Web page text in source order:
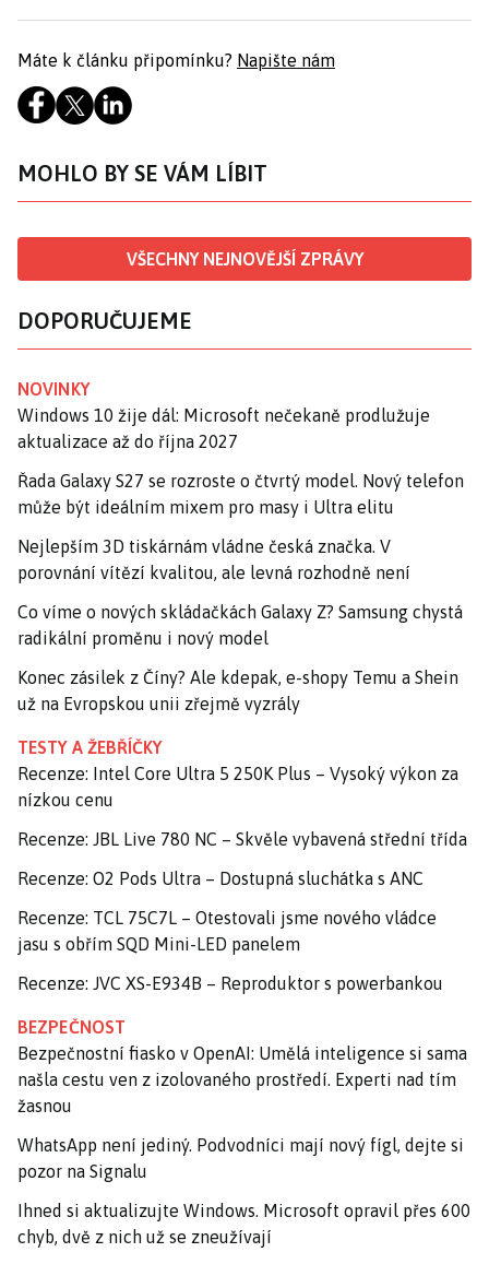
Máte k článku připomínku? Napište nám
MOHLO BY SE VÁM LÍBIT
VŠECHNY NEJNOVĚJŠÍ ZPRÁVY
DOPORUČUJEME
NOVINKY
Windows 10 žije dál: Microsoft nečekaně prodlužuje
aktualizace až do října 2027
Řada Galaxy S27 se rozroste o čtvrtý model. Nový telefon
může být ideálním mixem pro masy i Ultra elitu
Nejlepším 3D tiskárnám vládne česká značka. V
porovnání vítězí kvalitou, ale levná rozhodně není
Co víme o nových skládačkách Galaxy Z? Samsung chystá
radikální proměnu i nový model
Konec zásilek z Číny? Ale kdepak, e-shopy Temu a Shein
už na Evropskou unii zřejmě vyzrály
TESTY A ŽEBŘÍČKY
Recenze: Intel Core Ultra 5 250K Plus – Vysoký výkon za
nízkou cenu
Recenze: JBL Live 780 NC – Skvěle vybavená střední třída
Recenze: O2 Pods Ultra – Dostupná sluchátka s ANC
Recenze: TCL 75C7L – Otestovali jsme nového vládce
jasu s obřím SQD Mini-LED panelem
Recenze: JVC XS-E934B – Reproduktor s powerbankou
BEZPEČNOST
Bezpečnostní fiasko v OpenAI: Umělá inteligence si sama
našla cestu ven z izolovaného prostředí. Experti nad tím
žasnou
WhatsApp není jediný. Podvodníci mají nový fígl, dejte si
pozor na Signalu
Ihned si aktualizujte Windows. Microsoft opravil přes 600
chyb, dvě z nich už se zneužívají